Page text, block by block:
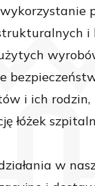
i
i ich rodzin,
łóżek
w